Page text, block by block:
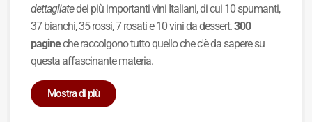
dettagliatedei più importanti vini Italiani, di cui 10 spumanti,
37 bianchi, 35 rossi, 7 rosati e 10 vini da dessert.300
pagineche raccolgono tutto quello che c'è da sapere su
questa affascinante materia.
Mostra di più